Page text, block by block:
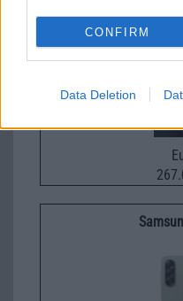
CONFIRM
Data Deletion